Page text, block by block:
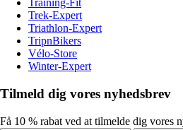
Training-Fit
Trek-Expert
Triathlon-Expert
TripnBikers
Vélo-Store
Winter-Expert
Tilmeld dig vores nyhedsbrev
Få 10 % rabat ved at tilmelde dig vores